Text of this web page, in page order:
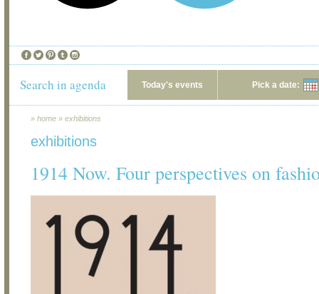
Search in agenda Today's events Pick a date:
» home » exhibitions
exhibitions
1914 Now. Four perspectives on